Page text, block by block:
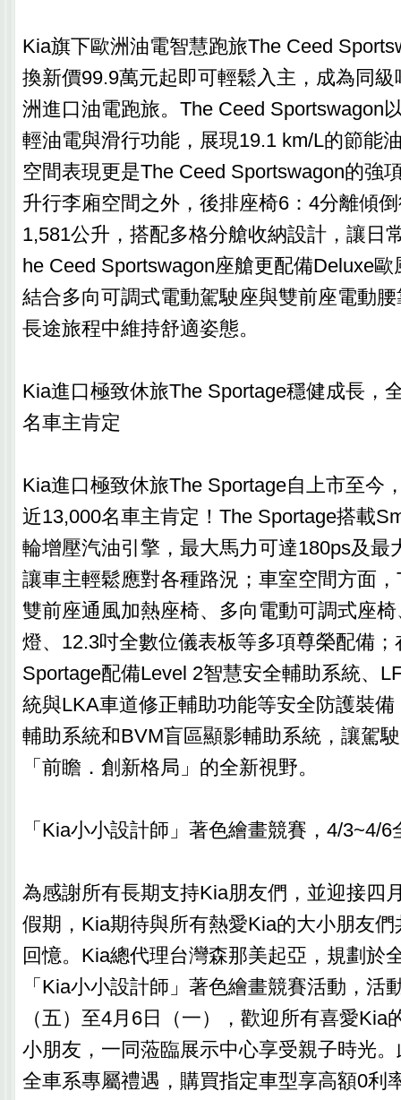
Kia旗下歐洲油電智慧跑旅The Ceed
換新價99.9萬元起即可輕鬆入主，成為同
洲進口油電跑旅。The Ceed Sportswagon
輕油電與滑行功能，展現19.1 km/L的節能
空間表現更是The Ceed Sportswagon的強
升行李廂空間之外，後排座椅6：4分離傾
1,581公升，搭配多格分艙收納設計，讓日
he Ceed Sportswagon座艙更配備Deluxe
結合多向可調式電動駕駛座與雙前座電動
長途旅程中維持舒適姿態。
Kia進口極致休旅The Sportage穩健成長，
名車主肯定
Kia進口極致休旅The Sportage自上市至今
近13,000名車主肯定！The Sportage搭載
輪增壓汽油引擎，最大馬力可達180ps及最
讓車主輕鬆應對各種路況；車室空間方面
雙前座通風加熱座椅、多向電動可調式座
燈、12.3吋全數位儀表板等多項尊榮配備
Sportage配備Level 2智慧安全輔助系統、
統與LKA車道修正輔助功能等安全防護裝
輔助系統和BVM盲區顯影輔助系統，讓駕
「前瞻．創新格局」的全新視野。
「Kia小小設計師」著色繪畫競賽，4/3~4/
為感謝所有長期支持Kia朋友們，並迎接四
假期，Kia期待與所有熱愛Kia的大小朋友
回憶。Kia總代理台灣森那美起亞，規劃於
「Kia小小設計師」著色繪畫競賽活動，活
（五）至4月6日（一），歡迎所有喜愛Kia
小朋友，一同蒞臨展示中心享受親子時光
全車系專屬禮遇，購買指定車型享高額0利